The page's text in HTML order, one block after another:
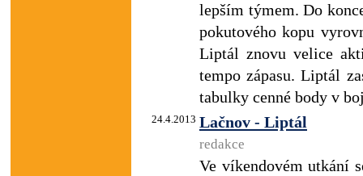
lepším týmem. Do
pokutového kopu
Liptál znovu velice
tempo zápasu. Liptál
tabulky cenné body v
24.4.2013 Lačnov - Liptál
redakce
Ve víkendovém utkání